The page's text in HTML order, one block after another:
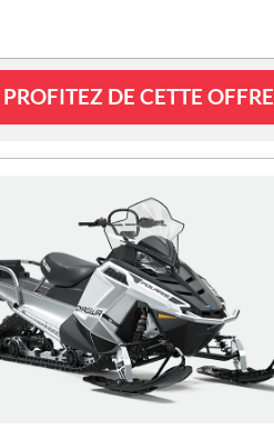
PROFITEZ DE CETTE OFFRE